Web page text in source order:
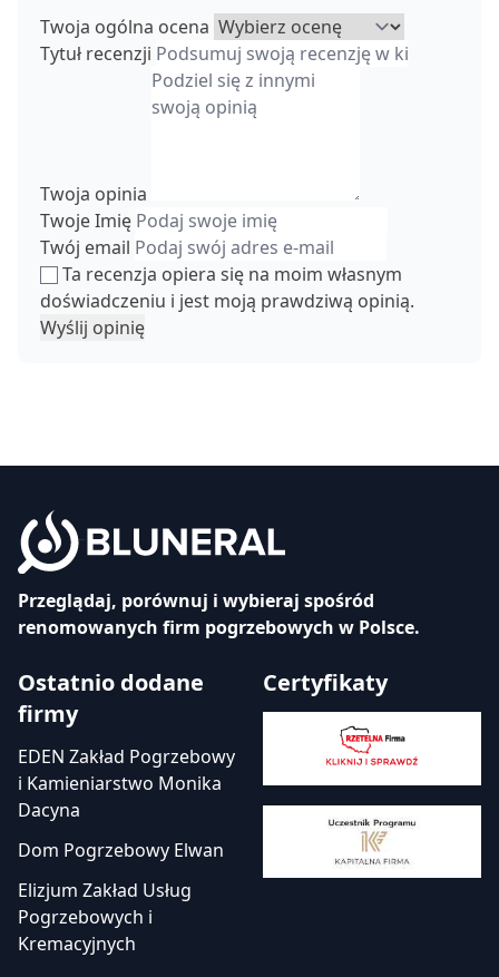
Twoja ogólna ocena
Tytuł recenzji
Twoja opinia
Twoje Imię
Twój email
Ta recenzja opiera się na moim własnym
doświadczeniu i jest moją prawdziwą opinią.
Wyślij opinię
Przeglądaj, porównuj i wybieraj spośród
renomowanych firm pogrzebowych w Polsce.
Ostatnio dodane
firmy
EDEN Zakład Pogrzebowy
i Kamieniarstwo Monika
Dacyna
Dom Pogrzebowy Elwan
Elizjum Zakład Usług
Pogrzebowych i
Kremacyjnych
Certyfikaty